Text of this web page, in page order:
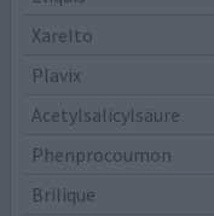
Xarelto
Plavix
Acetylsalicylsäure
Phenprocoumon
Brilique